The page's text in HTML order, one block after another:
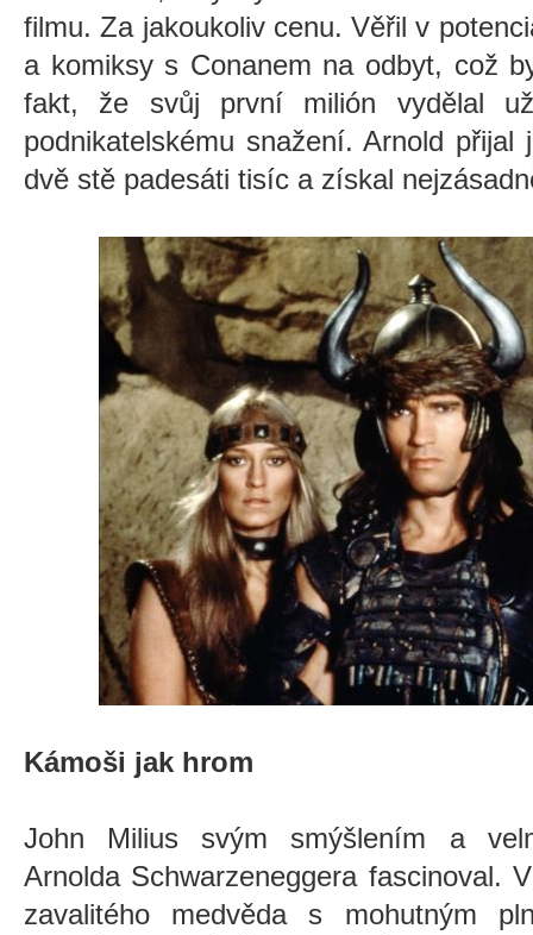
filmu. Za jakoukoliv cenu. Věřil v
a komiksy s Conanem na odbyt, což
fakt, že svůj první milión vydělal
podnikatelskému snažení. Arnold přijal
dvě stě padesáti tisíc a získal
Kámoši jak hrom
John Milius svým smýšlením a
Arnolda Schwarzeneggera fascinoval.
zavalitého medvěda s mohutným